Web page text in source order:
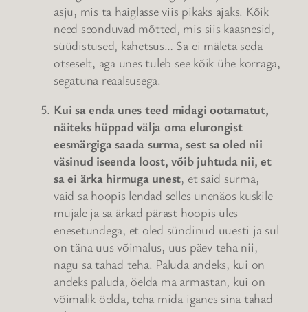
asju, mis ta haiglasse viis pikaks ajaks. Kõik
need seonduvad mõtted, mis siis kaasnesid,
süüdistused, kahetsus… Sa ei mäleta seda
otseselt, aga unes tuleb see kõik ühe korraga,
segatuna reaalsusega.
Kui sa enda unes teed midagi ootamatut,
näiteks hüppad välja oma elurongist
eesmärgiga saada surma, sest sa oled nii
väsinud iseenda loost, võib juhtuda nii, et
sa ei ärka hirmuga unest, et said surma,
vaid sa hoopis lendad selles unenäos kuskile
mujale ja sa ärkad pärast hoopis üles
enesetundega, et oled sündinud uuesti ja sul
on täna uus võimalus, uus päev teha nii,
nagu sa tahad teha. Paluda andeks, kui on
andeks paluda, öelda ma armastan, kui on
võimalik öelda, teha mida iganes sina tahad